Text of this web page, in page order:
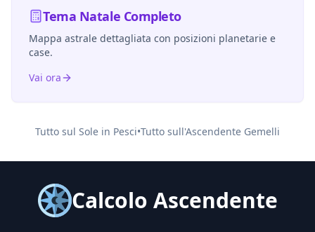
Tema Natale Completo
Mappa astrale dettagliata con posizioni planetarie e
case.
Vai ora
Tutto sul Sole in Pesci•Tutto sull'Ascendente Gemelli
Calcolo Ascendente